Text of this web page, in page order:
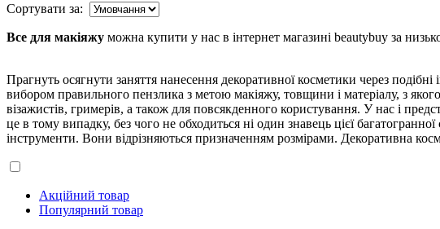
Сортувати за:
Все для макіяжу можна купити у нас в інтернет магазині beautybuy за
Прагнуть осягнути заняття нанесення декоративної косметики через
вибором правильного пензлика з метою макіяжу, товщини і матеріалу, з
візажистів, гримерів, а також для повсякденного користування. У нас і
це в тому випадку, без чого не обходиться ні один знавець цієї
інструменти. Вони відрізняються призначенням розмірами. Декоративна
Акційний товар
Популярний товар